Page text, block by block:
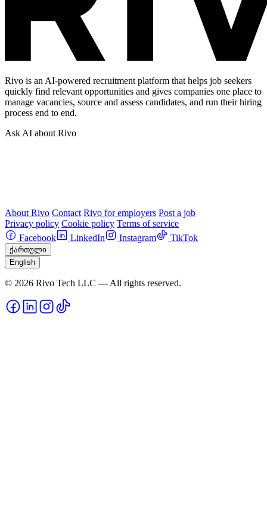
Rivo is an AI-powered recruitment platform that helps job seekers
quickly find relevant opportunities and gives companies one place to
manage vacancies, source and assess candidates, and run their hiring
process end to end.
Ask AI about Rivo
About Rivo Contact Rivo for employers Post a job
Privacy policy Cookie policy Terms of service
Facebook
LinkedIn Instagram TikTok
ქართული
English
© 2026 Rivo Tech LLC — All rights reserved.